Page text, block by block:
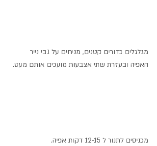
מגלגלים כדורים קטנים, מניחים על גבי נייר
האפיה ובעזרת שתי אצבעות מועכים אותם מעט.
מכניסים לתנור ל 12-15 דקות אפיה.